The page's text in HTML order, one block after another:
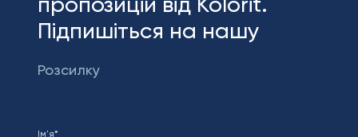
Підпишіться на нашу
Розсилку